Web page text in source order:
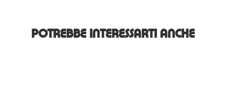
POTREBBE INTERESSARTI ANCHE